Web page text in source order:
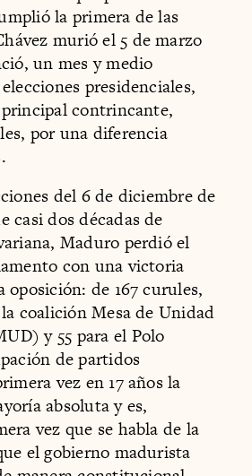
la primera de las
murió el 5 de marzo
un mes y medio
presidenciales,
contrincante,
por una diferencia
del 6 de diciembre de
casi dos décadas de
Maduro perdió el
con una victoria
oposición: de 167 curules,
coalición Mesa de Unidad
y 55 para el Polo
de partidos
vez en 17 años la
absoluta y es,
vez que se habla de la
el gobierno madurista